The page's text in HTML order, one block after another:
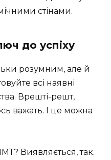
стінами.
до успіху
розумним, але й
всі наявні
Врешті-решт,
важать. І це можна
Виявляється, так.